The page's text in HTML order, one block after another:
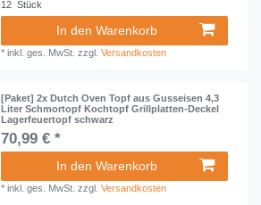
12 Stück
In den Warenkorb
*inkl. ges. MwSt. zzgl.Versandkosten
[Paket] 2x Dutch Oven Topf aus Gusseisen 4,3
Liter Schmortopf Kochtopf Grillplatten-Deckel
Lagerfeuertopf schwarz
70,99 € *
In den Warenkorb
*inkl. ges. MwSt. zzgl.Versandkosten